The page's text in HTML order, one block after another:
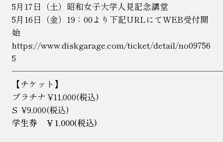
5月 17日（土）昭和女子大学人見記念講堂
5月16日（金）19：00より下記URLにてWEB受付開
始
https://www.diskgarage.com/ticket/detail/no09756
5
【チケット】
プラチナ ¥11,000(税込)
S ¥9,000(税込)
学生券 ￥1,000(税込)